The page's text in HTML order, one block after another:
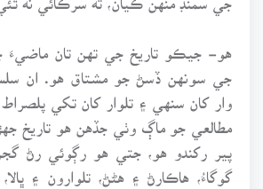
هو- جيڪو تاريخ جي تهن تان ماضيءَ
جي سونهن ڏسڻ جو مشتاق هو. ان
وار کان سنهي ۽ تلوار کان تکي پلصراط
مطالعي جو ماڳ وٺي جڏهن هو تاريخ
پير رکندو هو، جتي هو رڳوئي رڻ
گوگاءُ، هاڪارڻ ۽ هڻڻ، تلوارون ۽